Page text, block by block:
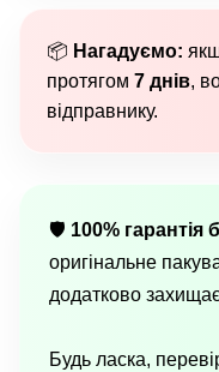
📦 Нагадуємо:
протягом 7 днів,
відправнику.
🛡 100% гарантія
оригінальне
додатково
Будь ласка,